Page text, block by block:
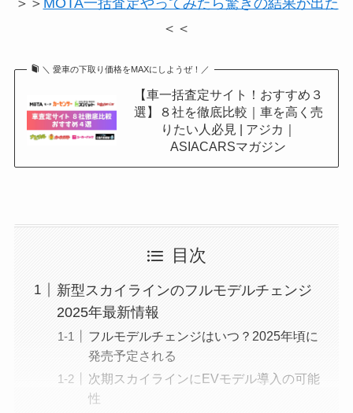
＞＞ MOTA一括査定やってみたら驚きの結果が出た
＜＜
＼ 愛車の下取り価格をMAXにしようぜ！／
【車一括査定サイト！おすすめ３
選】８社を徹底比較｜車を高く売
りたい人必見 | アジカ｜
ASIACARSマガジン
目次
新型スカイラインのフルモデルチェンジ
2025年最新情報
フルモデルチェンジはいつ？2025年頃に
発売予定される
次期スカイラインにEVモデル導入の可能
性